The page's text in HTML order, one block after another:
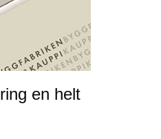
en helt